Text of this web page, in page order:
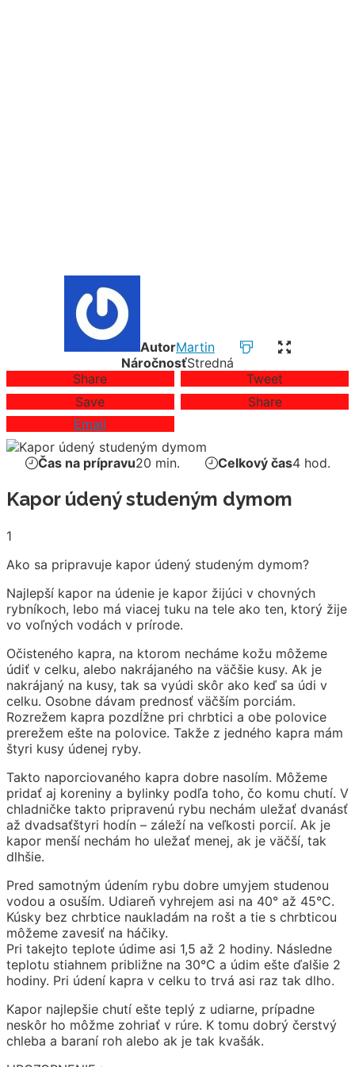
AutorMartin
NáročnosťStredná
Share
Tweet
Save
Share
Email
Čas na prípravu20 min. Celkový čas4 hod.
Kapor údený studeným dymom
1
Ako sa pripravuje kapor údený studeným dymom?
Najlepší kapor na údenie je kapor žijúci v chovných
rybníkoch, lebo má viacej tuku na tele ako ten, ktorý žije
vo voľných vodách v prírode.
Očisteného kapra, na ktorom necháme kožu môžeme
údiť v celku, alebo nakrájaného na väčšie kusy. Ak je
nakrájaný na kusy, tak sa vyúdi skôr ako keď sa údi v
celku. Osobne dávam prednosť väčším porciám.
Rozrežem kapra pozdĺžne pri chrbtici a obe polovice
prerežem ešte na polovice. Takže z jedného kapra mám
štyri kusy údenej ryby.
Takto naporciovaného kapra dobre nasolím. Môžeme
pridať aj koreniny a bylinky podľa toho, čo komu chutí. V
chladničke takto pripravenú rybu nechám uležať dvanásť
až dvadsaťštyri hodín – záleží na veľkosti porcií. Ak je
kapor menší nechám ho uležať menej, ak je väčší, tak
dlhšie.
Pred samotným údením rybu dobre umyjem studenou
vodou a osuším. Udiareň vyhrejem asi na 40° až 45°C.
Kúsky bez chrbtice naukladám na rošt a tie s chrbticou
môžeme zavesiť na háčiky.
Pri takejto teplote údime asi 1,5 až 2 hodiny. Následne
teplotu stiahnem približne na 30°C a údim ešte ďalšie 2
hodiny. Pri údení kapra v celku to trvá asi raz tak dlho.
Kapor najlepšie chutí ešte teplý z udiarne, prípadne
neskôr ho môžme zohriať v rúre. K tomu dobrý čerstvý
chleba a baraní roh alebo ak je tak kvašák.